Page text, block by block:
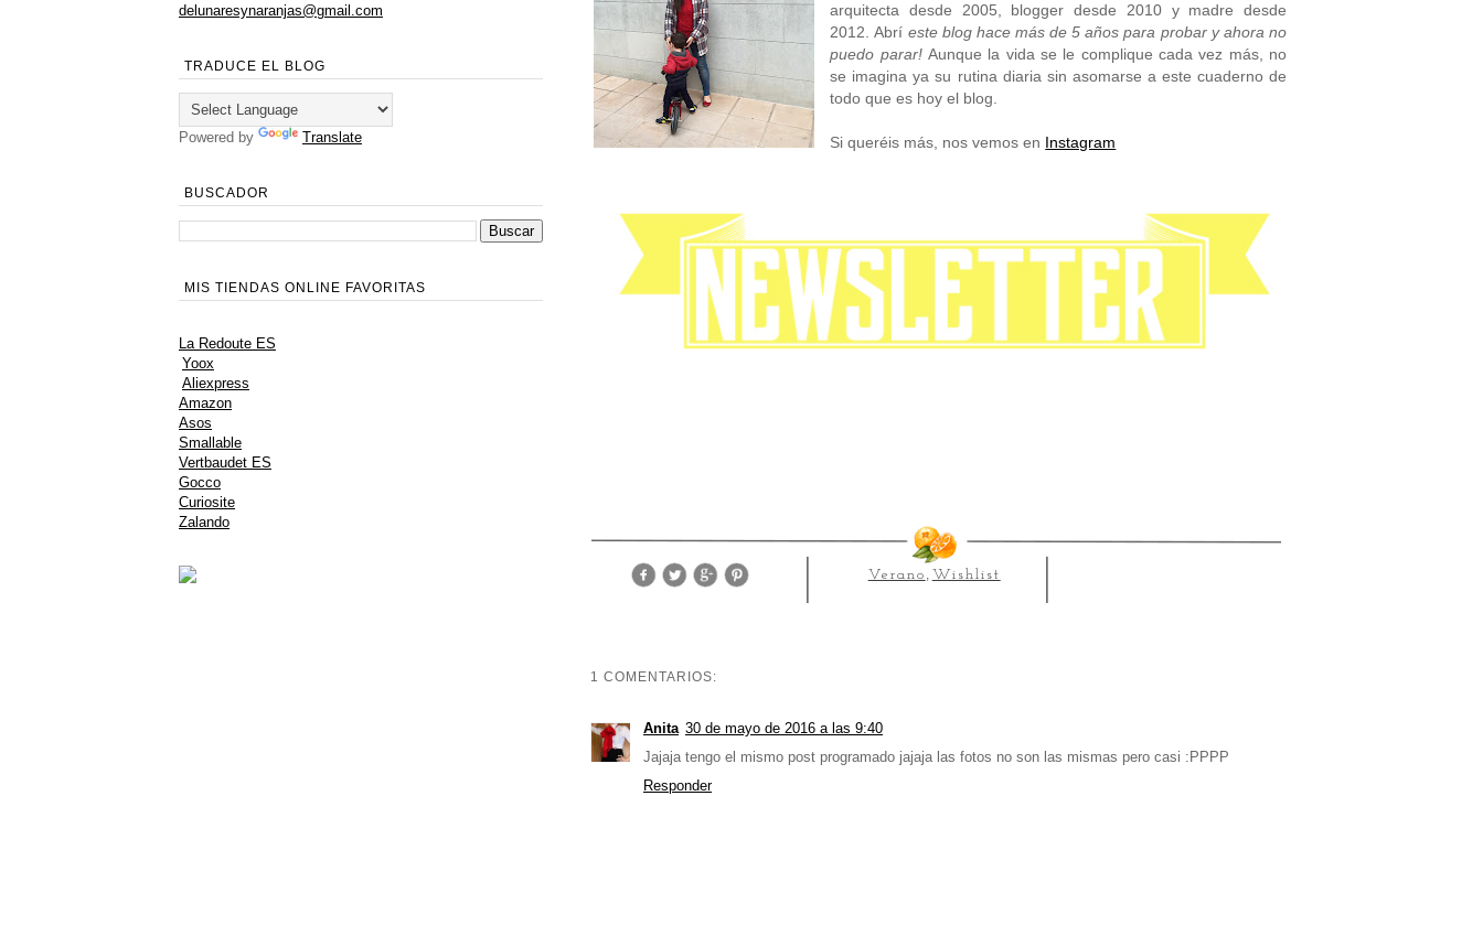
arquitecta desde 2005, blogger desde 2010 y madre desde
2012. Abrí este blog hace más de 5 años para probar y ahora no
puedo parar! Aunque la vida se le complique cada vez más, no
se imagina ya su rutina diaria sin asomarse a este cuaderno de
todo que es hoy el blog.
Si queréis más, nos vemos en Instagram
Verano Wishlist
1 COMENTARIOS:
Anita 30 de mayo de 2016 a las 9:40
Jajaja tengo el mismo post programado jajaja las fotos no son las mismas pero casi :PPPP
Responder
delunaresynaranjas@gmail.com
TRADUCE EL BLOG
Powered by Translate
BUSCADOR
MIS TIENDAS ONLINE FAVORITAS
La Redoute ES
Yoox
Aliexpress
Amazon
Asos
Smallable
Vertbaudet ES
Gocco
Curiosite
Zalando